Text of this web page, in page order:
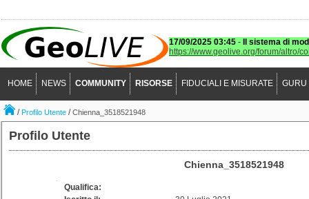
17/09/2025 03:45 -
Il sistema di
https://www.geolive.org/forum/altro/
HOME NEWS COMMUNITY RISORSE FIDUCIALI E MISURATE GURU
/Profilo Utente /Chienna_3518521948
Profilo Utente
Chienna_3518521948
Qualifica: